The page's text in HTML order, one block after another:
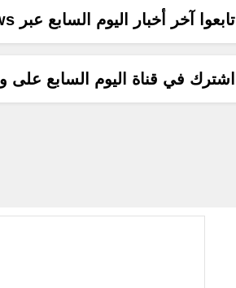
تابعوا آخر أخبار اليوم السابع عبر Google News
اشترك في قناة اليوم السابع على